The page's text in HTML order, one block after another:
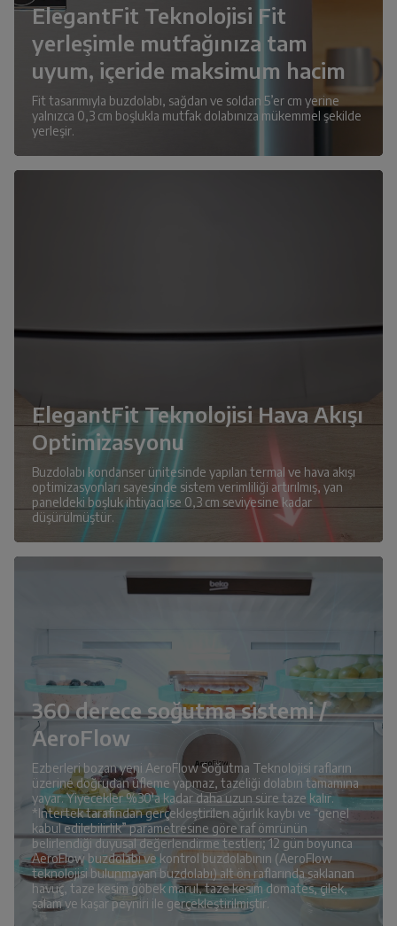
ElegantFit Teknolojisi Fit
yerleşimle mutfağınıza tam
uyum, içeride maksimum hacim
Fit tasarımıyla buzdolabı, sağdan ve soldan 5’er cm yerine
yalnızca 0,3 cm boşlukla mutfak dolabınıza mükemmel şekilde
yerleşir.
ElegantFit Teknolojisi Hava Akışı
Optimizasyonu
Buzdolabı kondanser ünitesinde yapılan termal ve hava akışı
optimizasyonları sayesinde sistem verimliliği artırılmış, yan
paneldeki boşluk ihtiyacı ise 0,3 cm seviyesine kadar
düşürülmüştür.
360 derece soğutma sistemi /
AeroFlow
Ezberleri bozan yeni AeroFlow Soğutma Teknolojisi rafların
üzerine doğrudan üfleme yapmaz, tazeliği dolabın tamamına
yayar. Yiyecekler %30'a kadar daha uzun süre taze kalır.
*Intertek tarafından gerçekleştirilen ağırlık kaybı ve “genel
kabul edilebilirlik” parametresine göre raf ömrünün
belirlendiği duyusal değerlendirme testleri; 12 gün boyunca
AeroFlow buzdolabı ve kontrol buzdolabının (AeroFlow
teknolojisi bulunmayan buzdolabı) alt ön raflarında saklanan
havuç, taze kesim göbek marul, taze kesim domates, çilek,
salam ve kaşar peyniri ile gerçekleştirilmiştir.